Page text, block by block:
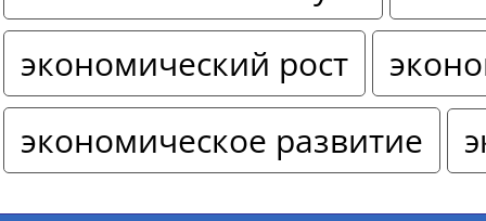
экономический рост
экономическое развитие